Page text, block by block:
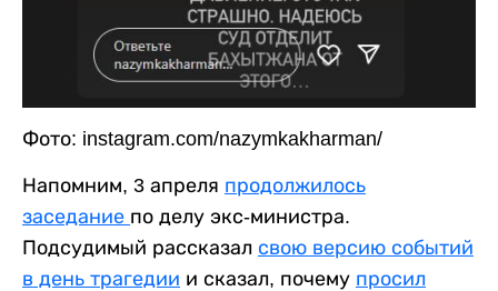
Фото: instagram.com/nazymkakharman/
Напомним, 3 апреля продолжилось
заседание по делу экс-министра.
Подсудимый рассказал свою версию событий
в день трагедии и сказал, почему просил